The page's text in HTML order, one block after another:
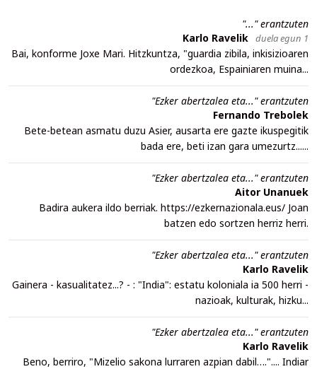
"..." erantzuten
Karlo Ravelik duela egun 1
Bai, konforme Joxe Mari. Hitzkuntza, "guardia zibila, inkisizioaren
ordezkoa, Espainiaren muina...
"Ezker abertzalea eta..." erantzuten
Fernando Trebolek
Bete-betean asmatu duzu Asier, ausarta ere gazte ikuspegitik
bada ere, beti izan gara umezurtz......
"Ezker abertzalea eta..." erantzuten
Aitor Unanuek
Badira aukera ildo berriak. https://ezkernazionala.eus/ Joan
batzen edo sortzen herriz herri.
"Ezker abertzalea eta..." erantzuten
Karlo Ravelik
Gainera - kasualitatez...? - : "India": estatu koloniala ia 500 herri -
nazioak, kulturak, hizku...
"Ezker abertzalea eta..." erantzuten
Karlo Ravelik
Beno, berriro, "Mizelio sakona lurraren azpian dabil….".... Indiar